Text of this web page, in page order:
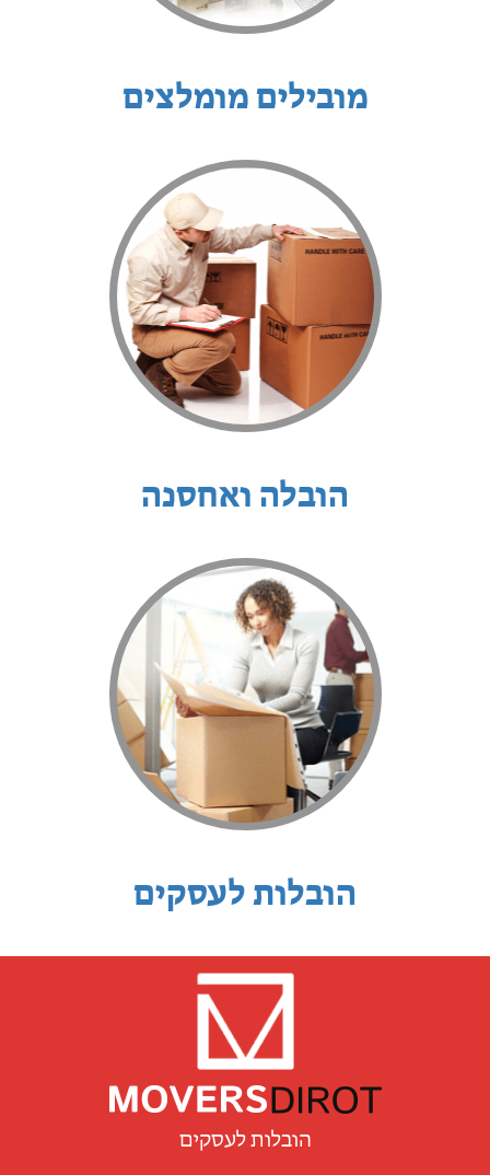
מובילים מומלצים
הובלה ואחסנה
הובלות לעסקים
הובלות לעסקים